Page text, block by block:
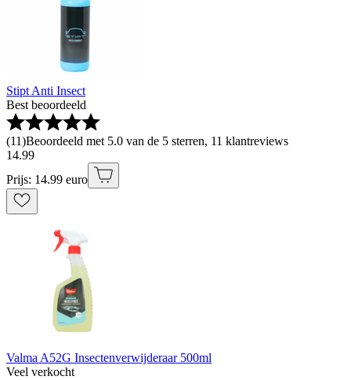
Stipt Anti Insect
Best beoordeeld
(11)Beoordeeld met 5.0 van de 5 sterren, 11 klantreviews
14.99
Prijs: 14.99 euro
Valma A52G Insectenverwijderaar 500ml
Veel verkocht